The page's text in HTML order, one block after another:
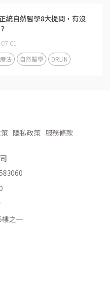
統自然醫學8大提問，有沒
01
法 自然醫學 DRLIN
隱私政策 服務條款
之一